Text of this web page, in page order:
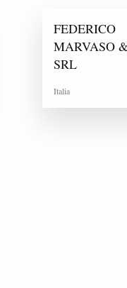
FEDERICO
MARVASO
SRL
Italia